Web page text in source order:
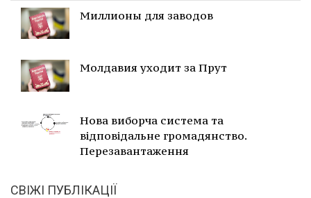
Миллионы для заводов
Молдавия уходит за Прут
Нова виборча система та
відповідальне громадянство.
Перезавантаження
СВІЖІ ПУБЛІКАЦІЇ